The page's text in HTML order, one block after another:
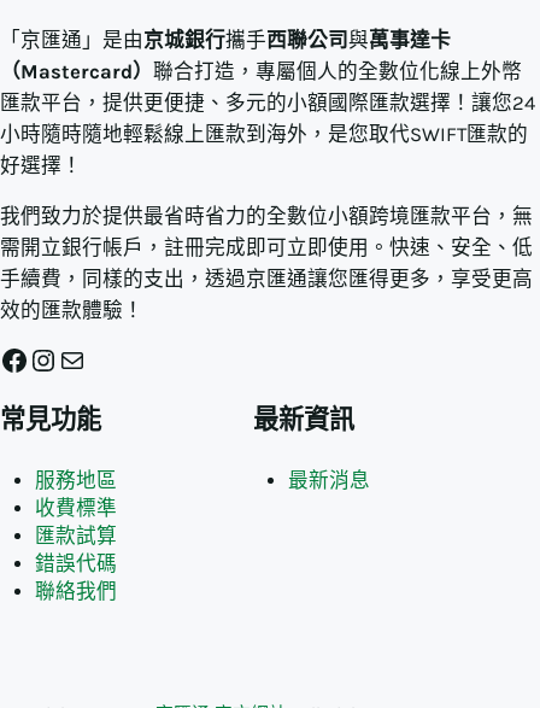
「京匯通」是由京城銀行攜手西聯公司與萬事達卡
（Mastercard）聯合打造，專屬個人的全數位化線上外幣
匯款平台，提供更便捷、多元的小額國際匯款選擇！讓您24
小時隨時隨地輕鬆線上匯款到海外，是您取代SWIFT匯款的
好選擇！
我們致力於提供最省時省力的全數位小額跨境匯款平台，無
需開立銀行帳戶，註冊完成即可立即使用。快速、安全、低
手續費，同樣的支出，透過京匯通讓您匯得更多，享受更高
效的匯款體驗！
Facebook
Instagram
電子郵件
常見功能
服務地區
收費標準
匯款試算
錯誤代碼
聯絡我們
最新資訊
最新消息